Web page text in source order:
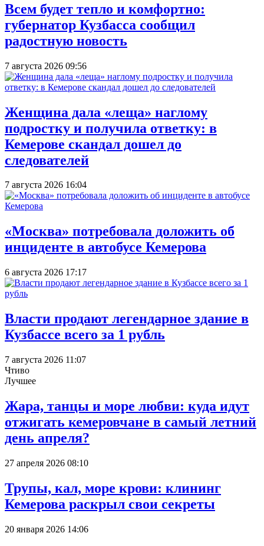
Всем будет тепло и комфортно:
губернатор Кузбасса сообщил
радостную новость
7 августа 2026 09:56
Женщина дала «леща» наглому
подростку и получила ответку: в
Кемерове скандал дошел до
следователей
7 августа 2026 16:04
«Москва» потребовала доложить об
инциденте в автобусе Кемерова
6 августа 2026 17:17
Власти продают легендарное здание в
Кузбассе всего за 1 рубль
7 августа 2026 11:07
Чтиво
Лучшее
Жара, танцы и море любви: куда идут
отжигать кемеровчане в самый летний
день апреля?
27 апреля 2026 08:10
Трупы, кал, море крови: клининг
Кемерова раскрыл свои секреты
20 января 2026 14:06